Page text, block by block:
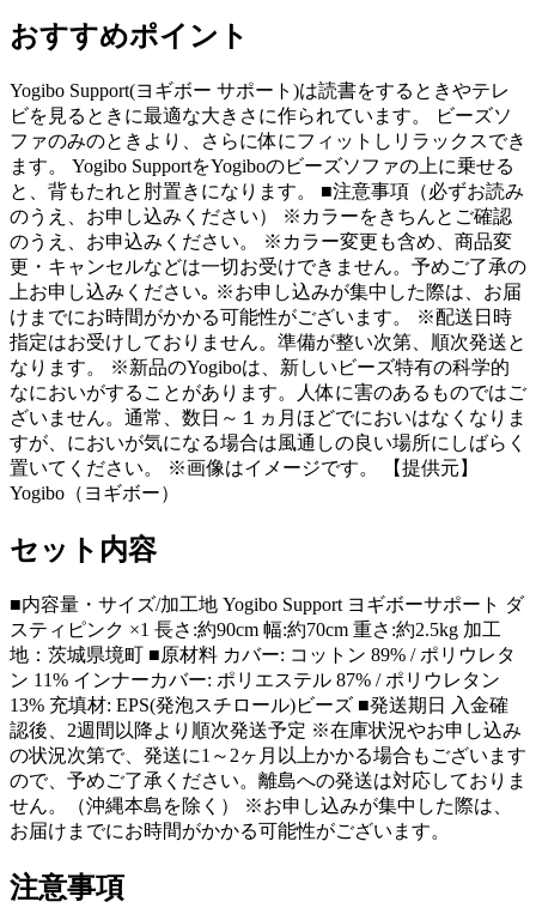
おすすめポイント
Yogibo Support(ヨギボー サポート)は読書をするときやテレ
ビを見るときに最適な大きさに作られています。 ビーズソ
ファのみのときより、さらに体にフィットしリラックスでき
ます。 Yogibo SupportをYogiboのビーズソファの上に乗せる
と、背もたれと肘置きになります。 ■注意事項（必ずお読み
のうえ、お申し込みください） ※カラーをきちんとご確認
のうえ、お申込みください。 ※カラー変更も含め、商品変
更・キャンセルなどは一切お受けできません。予めご了承の
上お申し込みください｡ ※お申し込みが集中した際は、お届
けまでにお時間がかかる可能性がございます。 ※配送日時
指定はお受けしておりません。準備が整い次第、順次発送と
なります。 ※新品のYogiboは、新しいビーズ特有の科学的
なにおいがすることがあります。人体に害のあるものではご
ざいません。通常、数日～１ヵ月ほどでにおいはなくなりま
すが、においが気になる場合は風通しの良い場所にしばらく
置いてください。 ※画像はイメージです。 【提供元】
Yogibo（ヨギボー）
セット内容
■内容量・サイズ/加工地 Yogibo Support ヨギボーサポート ダ
スティピンク ×1 長さ:約90cm 幅:約70cm 重さ:約2.5kg 加工
地：茨城県境町 ■原材料 カバー: コットン 89% / ポリウレタ
ン 11% インナーカバー: ポリエステル 87% / ポリウレタン
13% 充填材: EPS(発泡スチロール)ビーズ ■発送期日 入金確
認後、2週間以降より順次発送予定 ※在庫状況やお申し込み
の状況次第で、発送に1～2ヶ月以上かかる場合もございます
ので、予めご了承ください。離島への発送は対応しておりま
せん。（沖縄本島を除く） ※お申し込みが集中した際は、
お届けまでにお時間がかかる可能性がございます。
注意事項